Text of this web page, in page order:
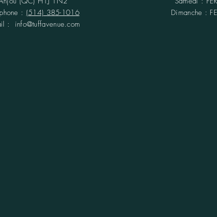
: (514) 385-1016
: info@tuffavenue.com
​Dimanche :